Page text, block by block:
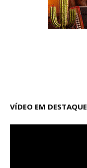
VÍDEO EM DESTAQUE